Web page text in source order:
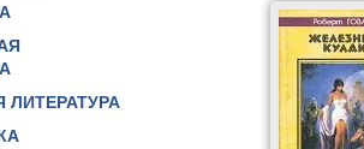
ЛИТЕРАТУРА